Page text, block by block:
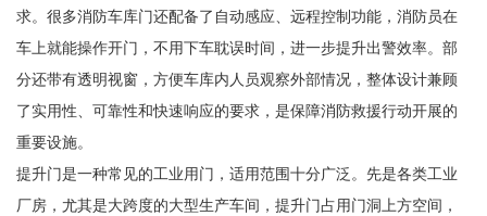
求。很多消防车库门还配备了自动感应、远程控制功能，消防员在
车上就能操作开门，不用下车耽误时间，进一步提升出警效率。部
分还带有透明视窗，方便车库内人员观察外部情况，整体设计兼顾
了实用性、可靠性和快速响应的要求，是保障消防救援行动开展的
重要设施。
提升门是一种常见的工业用门，适用范围十分广泛。先是各类工业
厂房，尤其是大跨度的大型生产车间，提升门占用门洞上方空间，